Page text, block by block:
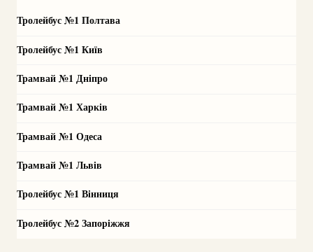
Тролейбус №1 Полтава
Тролейбус №1 Київ
Трамвай №1 Дніпро
Трамвай №1 Харків
Трамвай №1 Одеса
Трамвай №1 Львів
Тролейбус №1 Вінниця
Тролейбус №2 Запоріжжя